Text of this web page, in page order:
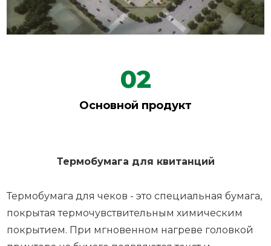
02
Основной продукт
Термобумага для квитанций
Термобумага для чеков - это специальная бумага,
покрытая термочувствительным химическим
покрытием. При мгновенном нагреве головкой